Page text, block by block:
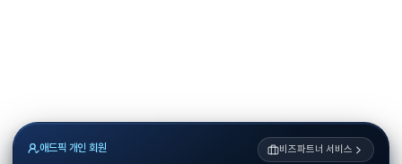
애드픽 개인 회원 비즈파트너 서비스